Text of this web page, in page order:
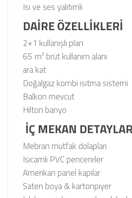
Isı ve ses yalıtımlı
DAİRE ÖZELLİKLERİ
2+1 kullanışlı plan
65 m² brüt kullanım alanı
ara kat
Doğalgaz kombi ısıtma sistemi
Balkon mevcut
Hilton banyo
İÇ MEKAN
Mebran mutfak dolapları
Isıcamlı PVC pencereler
Amerikan panel kapılar
Saten boya & kartonpiyer